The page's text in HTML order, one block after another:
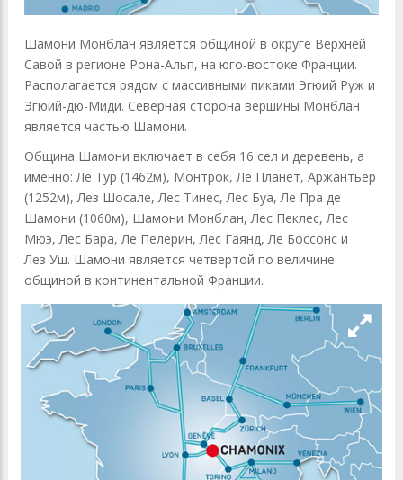
Шамони Монблан является общиной в округе Верхней
Савой в регионе Рона-Альп, на юго-востоке Франции.
Располагается рядом с массивными пиками Эгюий Руж и
Эгюий-дю-Миди. Северная сторона вершины Монблан
является частью Шамони.
Община Шамони включает в себя 16 сел и деревень, а
именно: Ле Тур (1462м), Монтрок, Ле Планет, Аржантьер
(1252м), Лез Шосале, Лес Тинес, Лес Буа, Ле Пра де
Шамони (1060м), Шамони Монблан, Лес Пеклес, Лес
Мюэ, Лес Бара, Ле Пелерин, Лес Гаянд, Ле Боссонс и
Лез Уш. Шамони является четвертой по величине
общиной в континентальной Франции.